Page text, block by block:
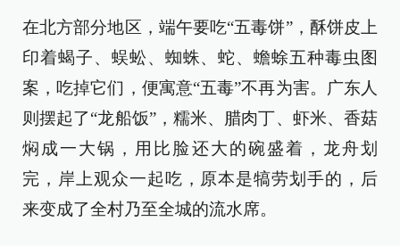
在北方部分地区，端午要吃“五毒饼”，酥饼皮上
印着蝎子、蜈蚣、蜘蛛、蛇、蟾蜍五种毒虫图
案，吃掉它们，便寓意“五毒”不再为害。广东人
则摆起了“龙船饭”，糯米、腊肉丁、虾米、香菇
焖成一大锅，用比脸还大的碗盛着，龙舟划
完，岸上观众一起吃，原本是犒劳划手的，后
来变成了全村乃至全城的流水席。